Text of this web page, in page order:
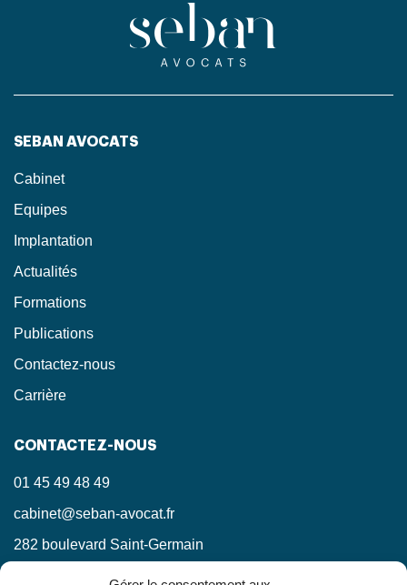
SEBAN AVOCATS
Cabinet
Equipes
Implantation
Actualités
Formations
Publications
Contactez-nous
Carrière
CONTACTEZ-NOUS
01 45 49 48 49
cabinet@seban-avocat.fr
282 boulevard Saint-Germain